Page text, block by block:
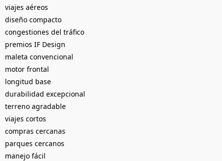
viajes aéreos
diseño compacto
congestiones del tráfico
premios IF Design
maleta convencional
motor frontal
longitud base
durabilidad excepcional
terreno agradable
viajes cortos
compras cercanas
parques cercanos
manejo fácil